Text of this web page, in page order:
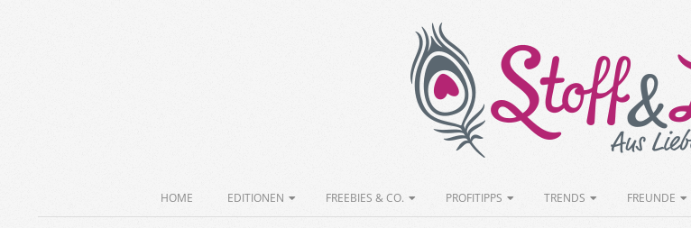
Stoff&Liebe
Navigation
HOME EDITIONEN FREEBIES & CO. PROFITIPPS TRENDS FREUNDE